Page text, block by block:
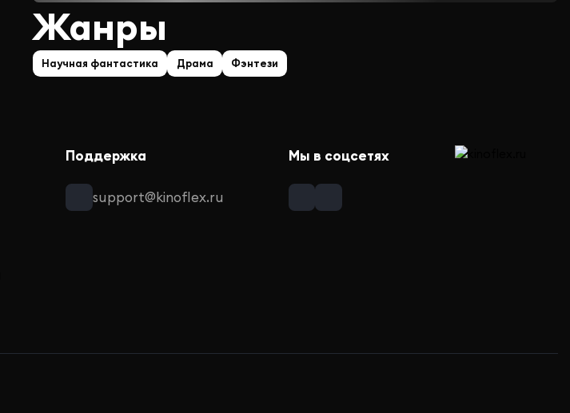
Жанры
Научная фантастика Драма Фэнтези
Поддержка
support@kinoflex.ru
Мы в соцсетях